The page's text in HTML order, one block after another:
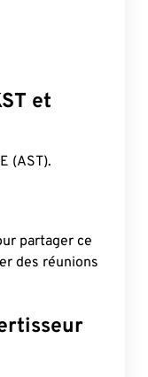
et
(AST).
partager ce
des réunions